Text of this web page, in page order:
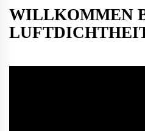
WILLKOMMEN